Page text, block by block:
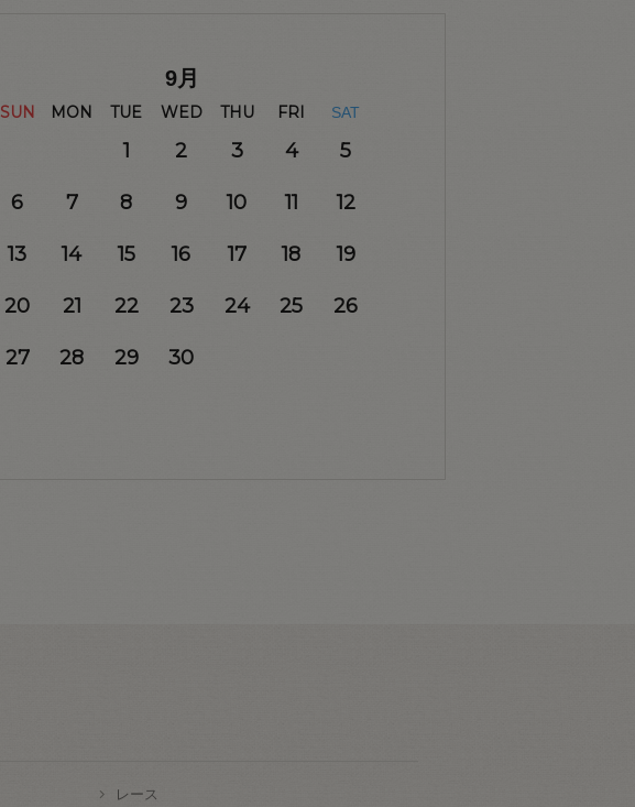
9月
SUN MON TUE WED THU FRI SAT
1 2 3 4 5
6 7 8 9 10 11 12
13 14 15 16 17 18 19
20 21 22 23 24 25 26
27 28 29 30
レース